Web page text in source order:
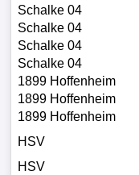
Schalke 04
Schalke 04
Schalke 04
Schalke 04
1899 Hoffenheim
1899 Hoffenheim
1899 Hoffenheim
HSV
HSV